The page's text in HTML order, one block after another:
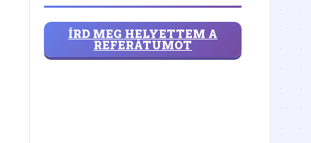
ÍRD MEG HELYETTEM A
REFERÁTUMOT